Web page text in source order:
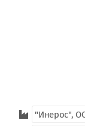
"Инерос",